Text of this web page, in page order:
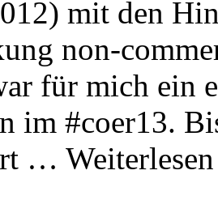
mit den
non-
für mich ein
im #coer13.
…